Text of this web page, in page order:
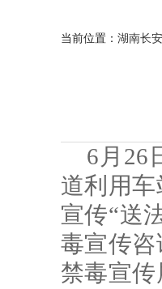
当前位置： 湖南长
6月26
道利用
宣传“送
毒宣传
禁毒宣